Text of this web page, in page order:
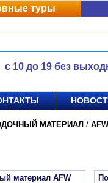
туры
с 10 до 19 без
МАТЕРИАЛ / AFW
материал AFW